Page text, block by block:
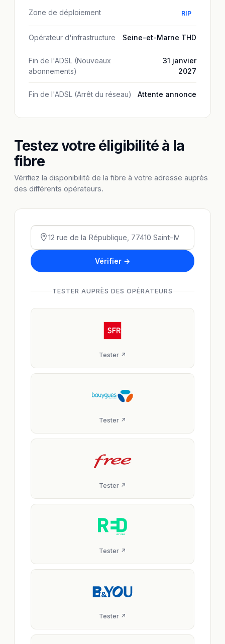
Zone de déploiement RIP
Opérateur d'infrastructure Seine-et-Marne THD
Fin de l'ADSL (Nouveaux
abonnements)
31 janvier
2027
Fin de l'ADSL (Arrêt du réseau) Attente annonce
Testez votre éligibilité à la
fibre
Vérifiez la disponibilité de la fibre à votre adresse auprès
des différents opérateurs.
Vérifier →
TESTER AUPRÈS DES OPÉRATEURS
Tester ↗
Tester ↗
Tester ↗
Tester ↗
Tester ↗